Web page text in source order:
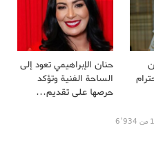
حنان الإبراهيمي تعود إلى
الساحة الفنية وتؤكد
حرصها على تقديم…
1 من 6٬934